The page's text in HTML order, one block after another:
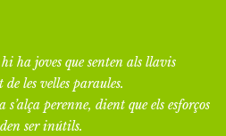
ha joves que senten als llavis
de les velles paraules.
perenne, dient que els esforços
ser inútils.